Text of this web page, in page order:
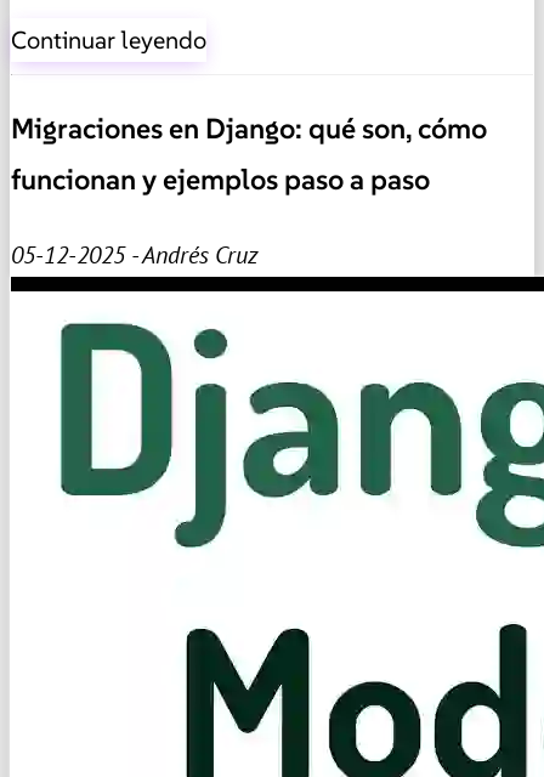
Continuar leyendo
Migraciones en Django: qué son, cómo
funcionan y ejemplos paso a paso
05-12-2025 - Andrés Cruz